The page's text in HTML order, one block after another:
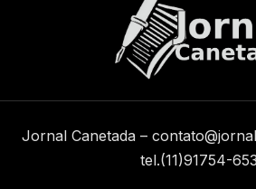
Jornal Canetada –
tel.(11)91754-